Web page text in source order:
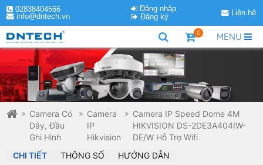
02838404566
info@dntech.vn
Đăng nhập
Đăng ký
Liên hệ
MENU
0
Camera Có
Dây, Đầu
Ghi Hình
Camera
IP
Hikvision
Camera IP Speed Dome 4M
HIKVISION DS-2DE3A404IW-
DE/W Hỗ Trợ Wifi
CHI TIẾT
THÔNG SỐ HƯỚNG DẪN